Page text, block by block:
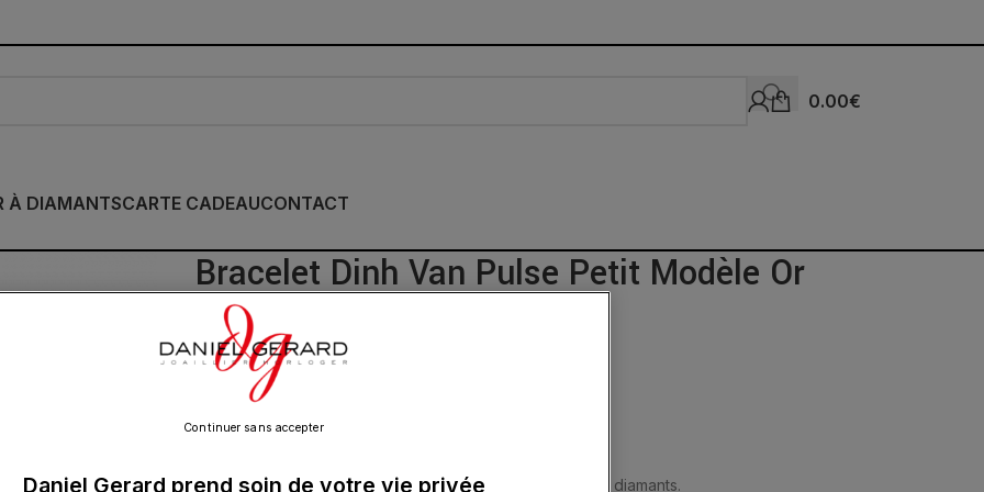
0.00€
À DIAMANTSCARTE CADEAUCONTACT
Bracelet Dinh Van Pulse Petit Modèle Or
Jaune Et Diamants
6 200.00
Bracelet Pulse petit modèle en or jaune 18 carats serti de diamants.
Daniel Gerard prend soin de votre vie privée
Continuer sans accepter